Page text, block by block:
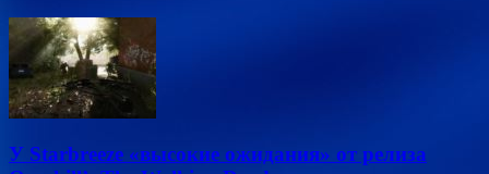
У Starbreeze «высокие ожидания» от релиза